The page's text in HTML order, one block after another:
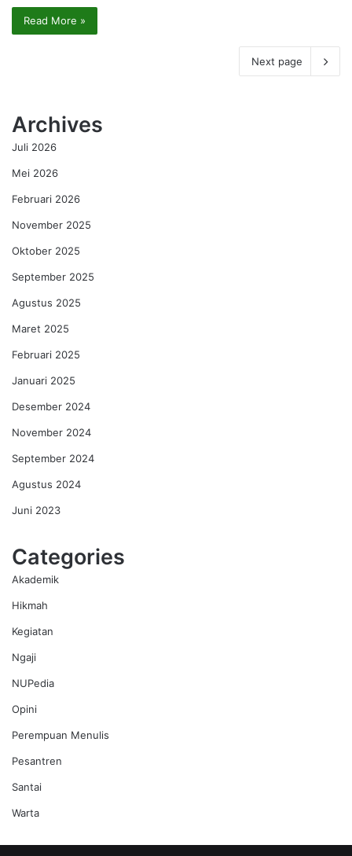
Read More »
Next page
Archives
Juli 2026
Mei 2026
Februari 2026
November 2025
Oktober 2025
September 2025
Agustus 2025
Maret 2025
Februari 2025
Januari 2025
Desember 2024
November 2024
September 2024
Agustus 2024
Juni 2023
Categories
Akademik
Hikmah
Kegiatan
Ngaji
NUPedia
Opini
Perempuan Menulis
Pesantren
Santai
Warta